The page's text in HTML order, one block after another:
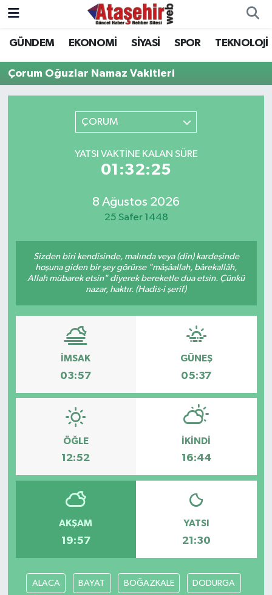
GÜNDEM EKONOMİ SİYASİ SPOR TEKNOLOJİ
Çorum Oğuzlar Namaz Vakitleri
ÇORUM
YATSI VAKTINE KALAN SÜRE
01:32:25
8 Ağustos 2026
25 Safer 1448
Sizden biri kendisinde, malında veya (din) kardeşinde
hoşuna giden bir şey görürse "mâşâallah, bârekallâh,
Allah mübarek etsin" diyerek bereketle dua etsin. Çünkü
nazar, haktır. (Hadis-i şerif)
İMSAK
03:57
GÜNEŞ
05:37
ÖĞLE
12:52
İKINDI
16:44
AKŞAM
19:57
YATSI
21:30
ALACA BAYAT BOĞAZKALE DODURGA
Hava Durumu
Trafik Durumu
Son Dakika Haberleri